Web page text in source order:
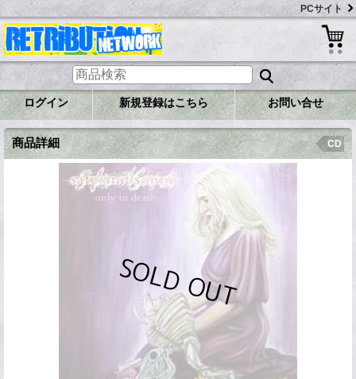
PCサイト
ログイン 新規登録はこちら お問い合せ
商品詳細 CD